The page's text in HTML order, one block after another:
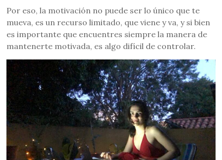
Por eso, la motivación no puede ser lo único que te
mueva, es un recurso limitado, que viene y va, y si bien
es importante que encuentres siempre la manera de
mantenerte motivada, es algo difícil de controlar.